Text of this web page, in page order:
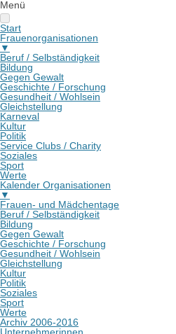
Menü
Start
Frauenorganisationen
▼
Beruf / Selbständigkeit
Bildung
Gegen Gewalt
Geschichte / Forschung
Gesundheit / Wohlsein
Gleichstellung
Karneval
Kultur
Politik
Service Clubs / Charity
Soziales
Sport
Werte
Kalender Organisationen
▼
Frauen- und Mädchentage
Beruf / Selbständigkeit
Bildung
Gegen Gewalt
Geschichte / Forschung
Gesundheit / Wohlsein
Gleichstellung
Kultur
Politik
Soziales
Sport
Werte
Archiv 2006-2016